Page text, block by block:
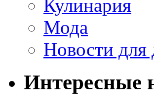
Кулинария
Мода
Новости для
Интересные